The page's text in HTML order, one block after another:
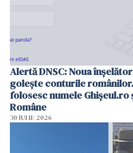
Alertă DNSC: Noua
golește conturile
folosesc numele Ghișeul.ro
Române
30 IULIE 2026